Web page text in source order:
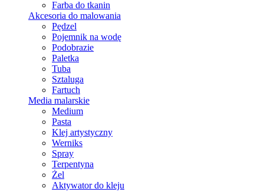
Farba do tkanin
Akcesoria do malowania
Pędzel
Pojemnik na wodę
Podobrazie
Paletka
Tuba
Sztaluga
Fartuch
Media malarskie
Medium
Pasta
Klej artystyczny
Werniks
Spray
Terpentyna
Żel
Aktywator do kleju